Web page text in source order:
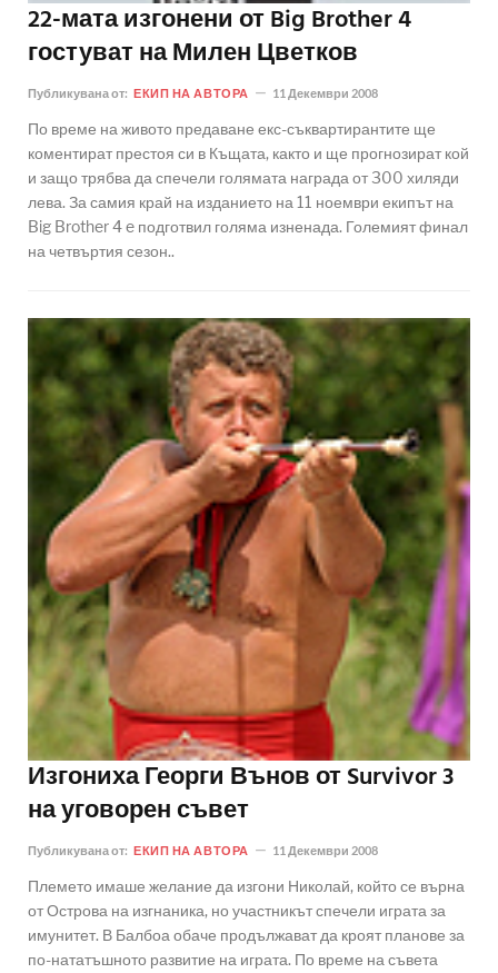
22-мата изгонени от Big Brother 4
гостуват на Милен Цветков
Публикувана от: ЕКИП НА АВТОРА 11 Декември 2008
По време на живото предаване екс-съквартирантите ще
коментират престоя си в Къщата, както и ще прогнозират кой
и защо трябва да спечели голямата награда от 300 хиляди
лева. За самия край на изданието на 11 ноември екипът на
Big Brother 4 e подготвил голяма изненада. Големият финал
на четвъртия сезон..
Изгониха Георги Вънов от Survivor 3
на уговорен съвет
Публикувана от: ЕКИП НА АВТОРА 11 Декември 2008
Племето имаше желание да изгони Николай, който се върна
от Острова на изгнаника, но участникът спечели играта за
имунитет. В Балбоа обаче продължават да кроят планове за
по-нататъшното развитие на играта. По време на съвета